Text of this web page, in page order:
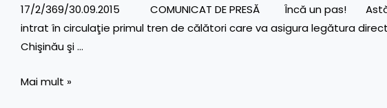
17/2/369/30.09.2015 COMUNICAT DE PRESĂ Încă un pas!
intrat în circulaţie primul tren de călători care va asigura legătura
Chişinău şi …
Mai mult »